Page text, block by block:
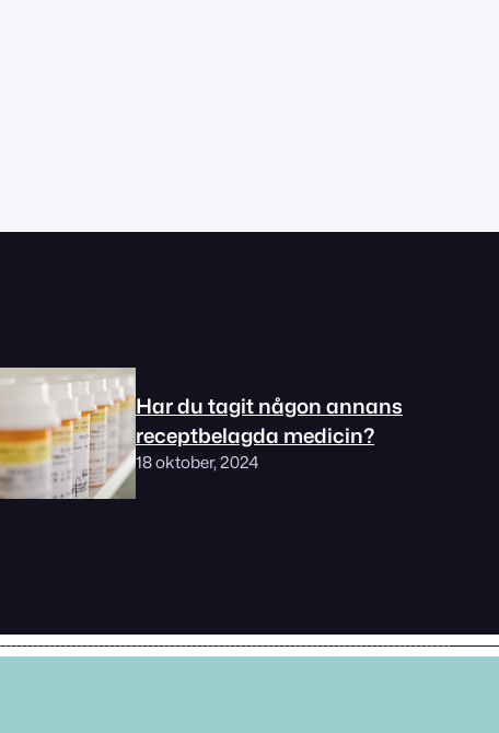
Har du tagit någon annans
receptbelagda medicin?
18 oktober, 2024